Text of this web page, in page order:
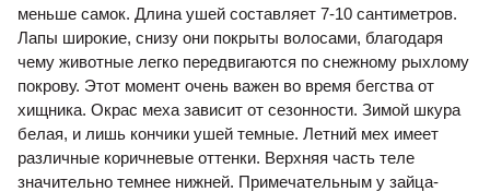
меньше самок. Длина ушей составляет 7-10 сантиметров.
Лапы широкие, снизу они покрыты волосами, благодаря
чему животные легко передвигаются по снежному рыхлому
покрову. Этот момент очень важен во время бегства от
хищника. Окрас меха зависит от сезонности. Зимой шкура
белая, и лишь кончики ушей темные. Летний мех имеет
различные коричневые оттенки. Верхняя часть теле
значительно темнее нижней. Примечательным у зайца-